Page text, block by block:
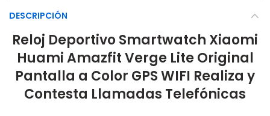
DESCRIPCIÓN
Reloj Deportivo Smartwatch Xiaomi
Huami Amazfit Verge Lite Original
Pantalla a Color GPS WIFI Realiza y
Contesta Llamadas Telefónicas